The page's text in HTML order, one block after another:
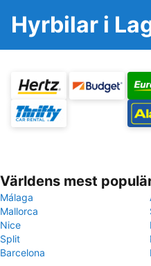
Hyrbilar i
Världens mest
Málaga
Mallorca
Nice
Split
Barcelona